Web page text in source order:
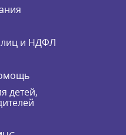
лиц и НДФЛ
детей,